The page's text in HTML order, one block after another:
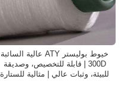
خيوط بوليستر ATY عالية السائبة
300D | قابلة للتخصيص، وصديقة
للبيئة، وثبات عالي | مثالية للستارة